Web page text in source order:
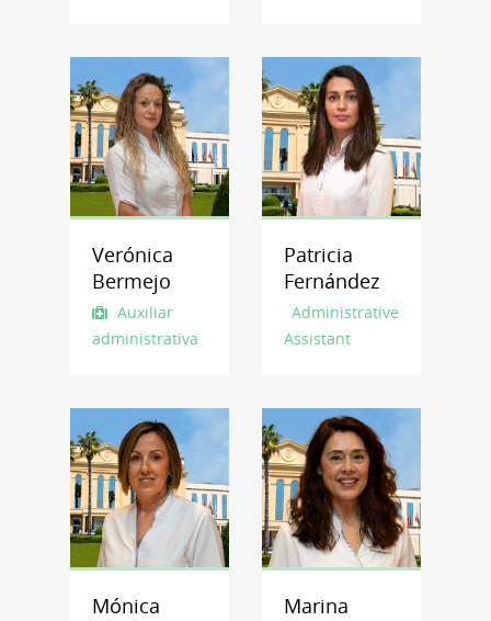
Patricia
Fernández
Administrative
Assistant
Verónica
Bermejo
Auxiliar
administrativa
Marina
Mónica